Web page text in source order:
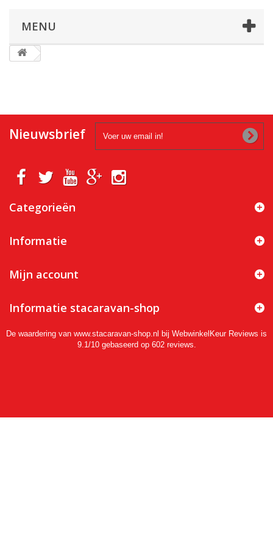
MENU
Nieuwsbrief
Categorieën
Informatie
Mijn account
Informatie stacaravan-shop
De waardering van www.stacaravan-shop.nl bij WebwinkelKeur Reviews is
9.1/10 gebaseerd op 602 reviews.